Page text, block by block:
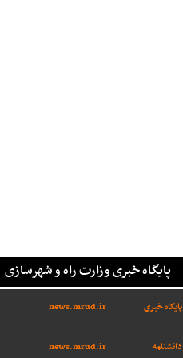
پایگاه خبری وزارت راه و شهرسازی
پایگاه خبری news.mrud.ir
دانشنامه
news.mrud.ir